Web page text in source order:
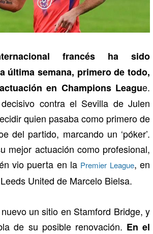
francés ha sido
última semana, primero de todo,
en Champions League.
contra el Sevilla de Julen
quien pasaba como primero de
del partido, marcando un ‘póker’.
mejor actuación como profesional,
vio puerta en la Premier League, en
United de Marcelo Bielsa.
un sitio en Stamford Bridge, y
de su posible renovación. En el